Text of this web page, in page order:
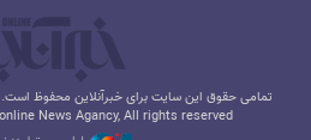
تمامی حقوق این سایت برای خبرآنلاین محفوظ است.
News Agancy, All rights reserved